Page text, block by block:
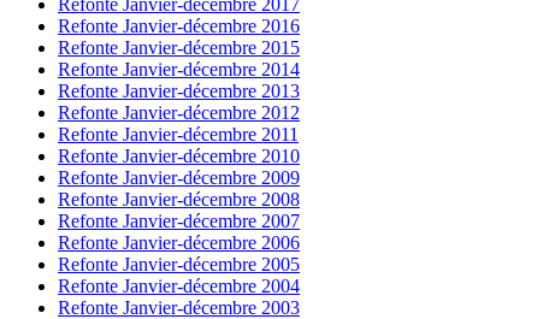
Refonte Janvier-décembre 2017
Refonte Janvier-décembre 2016
Refonte Janvier-décembre 2015
Refonte Janvier-décembre 2014
Refonte Janvier-décembre 2013
Refonte Janvier-décembre 2012
Refonte Janvier-décembre 2011
Refonte Janvier-décembre 2010
Refonte Janvier-décembre 2009
Refonte Janvier-décembre 2008
Refonte Janvier-décembre 2007
Refonte Janvier-décembre 2006
Refonte Janvier-décembre 2005
Refonte Janvier-décembre 2004
Refonte Janvier-décembre 2003